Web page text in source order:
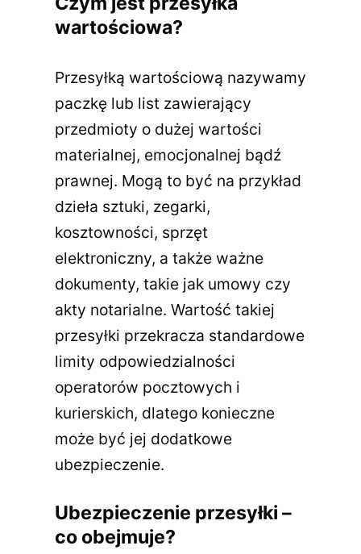
wartościowa?
Przesyłką wartościową nazywamy
paczkę lub list zawierający
przedmioty o dużej wartości
materialnej, emocjonalnej bądź
prawnej. Mogą to być na przykład
dzieła sztuki, zegarki,
kosztowności, sprzęt
elektroniczny, a także ważne
dokumenty, takie jak umowy czy
akty notarialne. Wartość takiej
przesyłki przekracza standardowe
limity odpowiedzialności
operatorów pocztowych i
kurierskich, dlatego konieczne
może być jej dodatkowe
ubezpieczenie.
Ubezpieczenie przesyłki –
co obejmuje?